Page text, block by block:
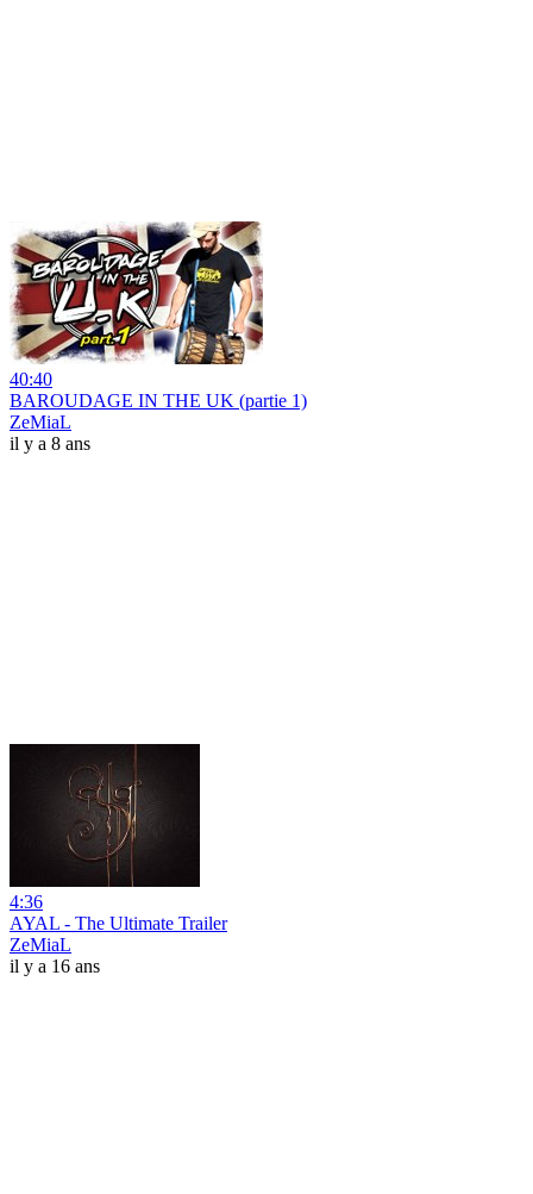
40:40
BAROUDAGE IN THE UK (partie 1)
ZeMiaL
il y a 8 ans
4:36
AYAL - The Ultimate Trailer
ZeMiaL
il y a 16 ans